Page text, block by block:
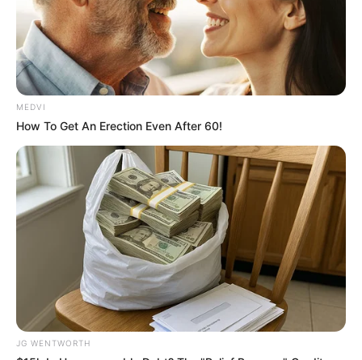
ดูดวง ดูโหงวเฮ้ง ทายนิสัย
ทำนาย
อ.แพธ ลูกแก้วเทพเจ้าไอยคุปต์
โหงวเฮ้งดี
นักเขียน
อิสฺวาสุ
เชื่อในสิ่งที่เฮ็ด เฮ็ดในสิ่งที่เชื่อ
เนื้อหาที่ได้รับการโปรโมต
MEDVI
How To Get An Erection Even After 60!
JG WENTWORTH